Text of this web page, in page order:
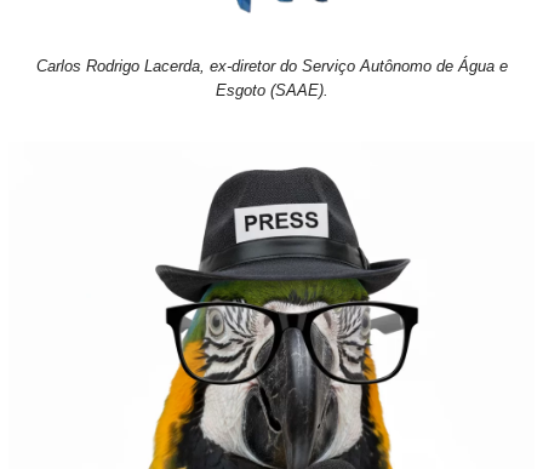
Carlos Rodrigo Lacerda, ex-diretor do Serviço Autônomo de Água e
Esgoto (SAAE).